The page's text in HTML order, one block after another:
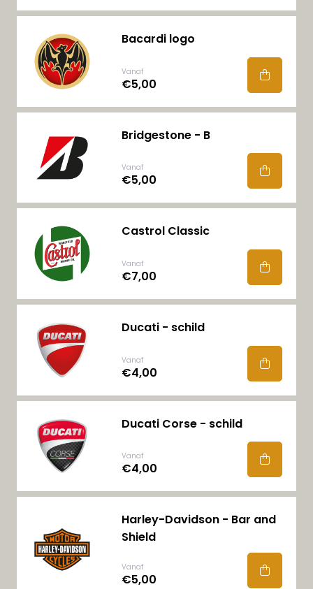
Bacardi logo
Vanaf
€5,00
Bridgestone - B
Vanaf
€5,00
Castrol Classic
Vanaf
€7,00
Ducati - schild
Vanaf
€4,00
Ducati Corse - schild
Vanaf
€4,00
Harley-Davidson - Bar and
Shield
Vanaf
€5,00